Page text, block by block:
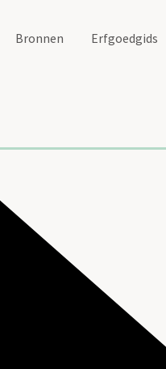
Bronnen Erfgoedgids